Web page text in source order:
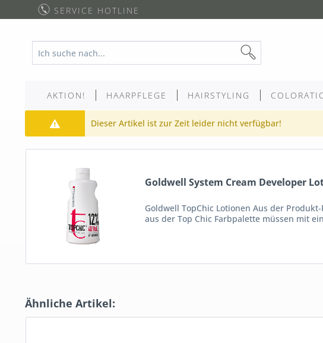
SERVICE HOTLINE
AKTION! HAARPFLEGE HAIRSTYLING
Dieser Artikel ist zur Zeit leider nicht verfügbar!
Goldwell System Cream Developer
Goldwell TopChic Lotionen Aus der
aus der Top Chic Farbpalette müssen mit
Ähnliche Artikel: